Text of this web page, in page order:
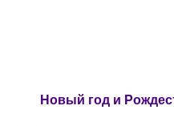
Новый год и